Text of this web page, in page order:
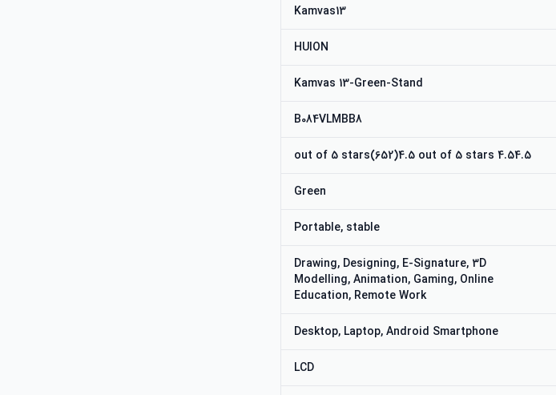
Kamvas13
HUION
Kamvas 13-Green-Stand
B084VLMBB8
4.54.5 out of 5 stars(652)4.5 out of 5 stars
Green
Portable, stable
Drawing, Designing, E-Signature, 3D
Modelling, Animation, Gaming, Online
Education, Remote Work
Desktop, Laptop, Android Smartphone
LCD